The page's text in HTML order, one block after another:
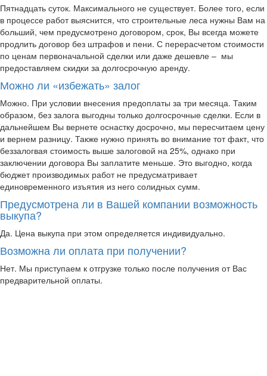
Пятнадцать суток. Максимального не существует. Более того, если
в процессе работ выяснится, что строительные леса нужны Вам на
больший, чем предусмотрено договором, срок, Вы всегда можете
продлить договор без штрафов и пени. С перерасчетом стоимости
по ценам первоначальной сделки или даже дешевле – мы
предоставляем скидки за долгосрочную аренду.
Можно ли «избежать» залог
Можно. При условии внесения предоплаты за три месяца. Таким
образом, без залога выгодны только долгосрочные сделки. Если в
дальнейшем Вы вернете оснастку досрочно, мы пересчитаем цену
и вернем разницу. Также нужно принять во внимание тот факт, что
беззалогвая стоимость выше залоговой на 25%, однако при
заключении договора Вы заплатите меньше. Это выгодно, когда
бюджет производимых работ не предусматривает
единовременного изъятия из него солидных сумм.
Предусмотрена ли в Вашей компании возможность
выкупа?
Да. Цена выкупа при этом определяется индивидуально.
Возможна ли оплата при получении?
Нет. Мы приступаем к отгрузке только после получения от Вас
предварительной оплаты.